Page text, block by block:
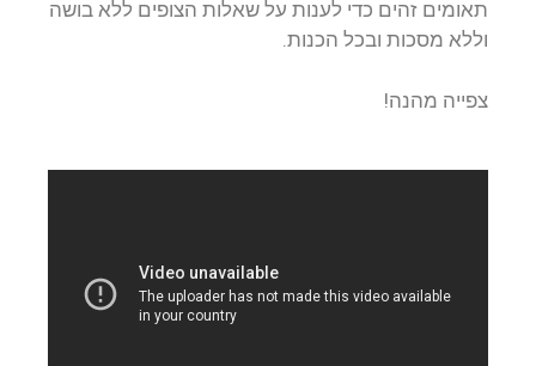
תאומים זהים כדי לענות על שאלות הצופים ללא בושה
וללא מסכות ובכל הכנות.
צפייה מהנה!